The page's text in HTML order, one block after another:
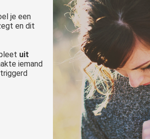
je een
en dit
uit
iemand